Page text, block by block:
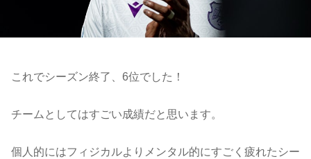
これでシーズン終了、6位でした！
チームとしてはすごい成績だと思います。
個人的にはフィジカルよりメンタル的にすごく疲れたシー